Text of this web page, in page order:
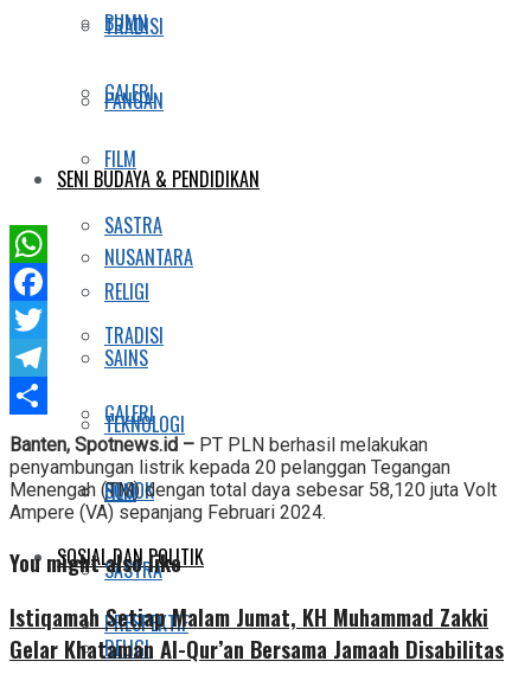
TRADISI
GALERI
FILM
SASTRA
RELIGI
SAINS
TEKNOLOGI
SOSOK
SOSIAL DAN POLITIK
PRESPEKTIF
BUMN
PANGAN
SENI BUDAYA & PENDIDIKAN
NUSANTARA
TRADISI
GALERI
FILM
SASTRA
RELIGI
WhatsApp
Facebook
Twitter
Telegram
Share
Banten, Spotnews.id – PT PLN berhasil melakukan
penyambungan listrik kepada 20 pelanggan Tegangan
Menengah (TM) dengan total daya sebesar 58,120 juta Volt
Ampere (VA) sepanjang Februari 2024.
You might also like
Istiqamah Setiap Malam Jumat, KH Muhammad Zakki
Gelar Khataman Al-Qur’an Bersama Jamaah Disabilitas